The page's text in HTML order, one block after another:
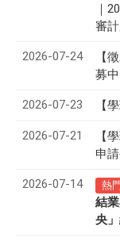
｜
審
2026-07-24 【
募中
2026-07-23 【
2026-07-21
【
申
2026-07-14 熱
結
央